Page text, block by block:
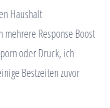
Haushalt
Response Boost
oder Druck, ich
Bestzeiten zuvor